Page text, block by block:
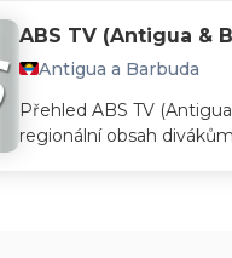
ABS TV (Antigua &
Antigua a Barbuda
Přehled ABS TV
regionální obsah